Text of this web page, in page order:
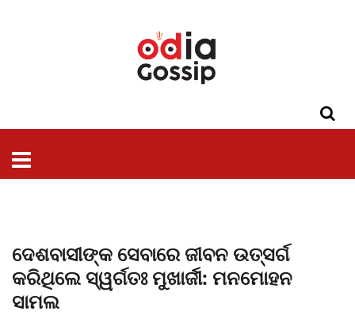
ଦେଶବାସୀଙ୍କ ସେବାରେ ଜୀବନ ଉତ୍ସର୍ଗ
କରିଥିଲେ ସ୍ୱର୍ଗତଃ ମୁଖାର୍ଜୀ: ମନମୋହନ
ସାମଲ